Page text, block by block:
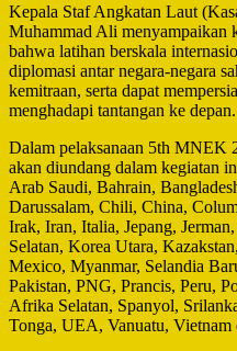
Kepala Staf Angkatan Laut
Muhammad Ali menyampaikan
bahwa latihan berskala
diplomasi antar negara-negara
kemitraan, serta dapat
menghadapi tantangan ke depan.
Dalam pelaksanaan 5th MNEK
akan diundang dalam kegiatan
Arab Saudi, Bahrain,
Darussalam, Chili, China,
Irak, Iran, Italia, Jepang,
Selatan, Korea Utara,
Mexico, Myanmar, Selandia
Pakistan, PNG, Prancis, Peru,
Afrika Selatan, Spanyol,
Tonga, UEA, Vanuatu,